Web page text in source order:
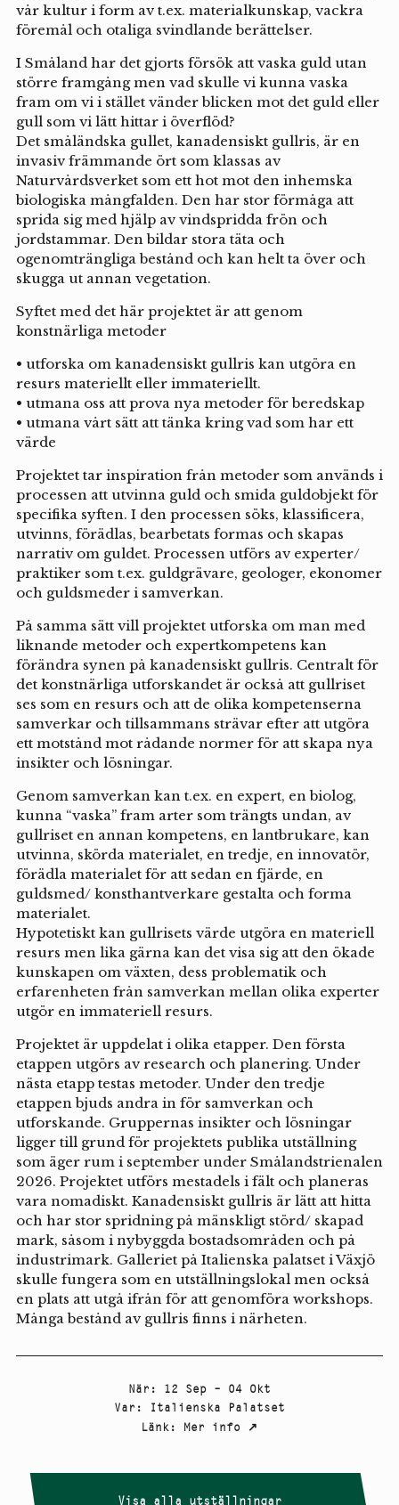
vår kultur i form av t.ex. materialkunskap, vackra
föremål och otaliga svindlande berättelser.
I Småland har det gjorts försök att vaska guld utan
större framgång men vad skulle vi kunna vaska
fram om vi i stället vänder blicken mot det guld eller
gull som vi lätt hittar i överflöd?
Det småländska gullet, kanadensiskt gullris, är en
invasiv främmande ört som klassas av
Naturvårdsverket som ett hot mot den inhemska
biologiska mångfalden. Den har stor förmåga att
sprida sig med hjälp av vindspridda frön och
jordstammar. Den bildar stora täta och
ogenomträngliga bestånd och kan helt ta över och
skugga ut annan vegetation.
Syftet med det här projektet är att genom
konstnärliga metoder
• utforska om kanadensiskt gullris kan utgöra en
resurs materiellt eller immateriellt.
• utmana oss att prova nya metoder för beredskap
• utmana vårt sätt att tänka kring vad som har ett
värde
Projektet tar inspiration från metoder som används i
processen att utvinna guld och smida guldobjekt för
specifika syften. I den processen söks, klassificera,
utvinns, förädlas, bearbetats formas och skapas
narrativ om guldet. Processen utförs av experter/
praktiker som t.ex. guldgrävare, geologer, ekonomer
och guldsmeder i samverkan.
På samma sätt vill projektet utforska om man med
liknande metoder och expertkompetens kan
förändra synen på kanadensiskt gullris. Centralt för
det konstnärliga utforskandet är också att gullriset
ses som en resurs och att de olika kompetenserna
samverkar och tillsammans strävar efter att utgöra
ett motstånd mot rådande normer för att skapa nya
insikter och lösningar.
Genom samverkan kan t.ex. en expert, en biolog,
kunna “vaska” fram arter som trängts undan, av
gullriset en annan kompetens, en lantbrukare, kan
utvinna, skörda materialet, en tredje, en innovatör,
förädla materialet för att sedan en fjärde, en
guldsmed/ konsthantverkare gestalta och forma
materialet.
Hypotetiskt kan gullrisets värde utgöra en materiell
resurs men lika gärna kan det visa sig att den ökade
kunskapen om växten, dess problematik och
erfarenheten från samverkan mellan olika experter
utgör en immateriell resurs.
Projektet är uppdelat i olika etapper. Den första
etappen utgörs av research och planering. Under
nästa etapp testas metoder. Under den tredje
etappen bjuds andra in för samverkan och
utforskande. Gruppernas insikter och lösningar
ligger till grund för projektets publika utställning
som äger rum i september under Smålandstrienalen
2026. Projektet utförs mestadels i fält och planeras
vara nomadiskt. Kanadensiskt gullris är lätt att hitta
och har stor spridning på mänskligt störd/ skapad
mark, såsom i nybyggda bostadsområden och på
industrimark. Galleriet på Italienska palatset i Växjö
skulle fungera som en utställningslokal men också
en plats att utgå ifrån för att genomföra workshops.
Många bestånd av gullris finns i närheten.
När : 12 Sep – 04 Okt
Var :
Italienska Palatset
Länk: Mer info ↗
Visa alla utställningar